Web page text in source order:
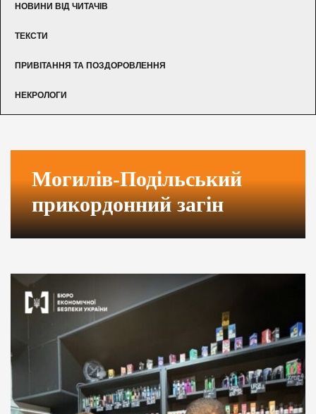
НОВИНИ ВІД ЧИТАЧІВ
ТЕКСТИ
ПРИВІТАННЯ ТА ПОЗДОРОВЛЕННЯ
НЕКРОЛОГИ
Могилів-Подільський
прикордонний загін